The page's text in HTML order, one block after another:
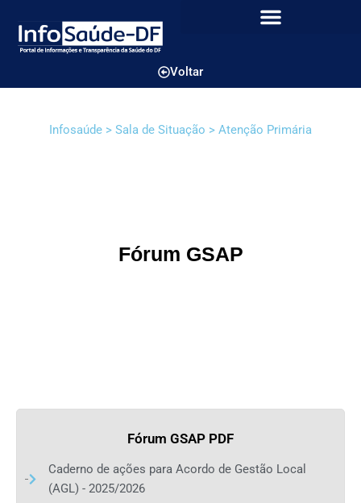
Voltar
Infosaúde > Sala de Situação > Atenção Primária
Fórum GSAP
Fórum GSAP PDF
Caderno de ações para Acordo de Gestão Local
(AGL) - 2025/2026